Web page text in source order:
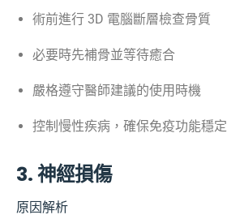
術前進行 3D 電腦斷層檢查骨質
必要時先補骨並等待癒合
嚴格遵守醫師建議的使用時機
控制慢性疾病，確保免疫功能穩定
3. 神經損傷
原因解析